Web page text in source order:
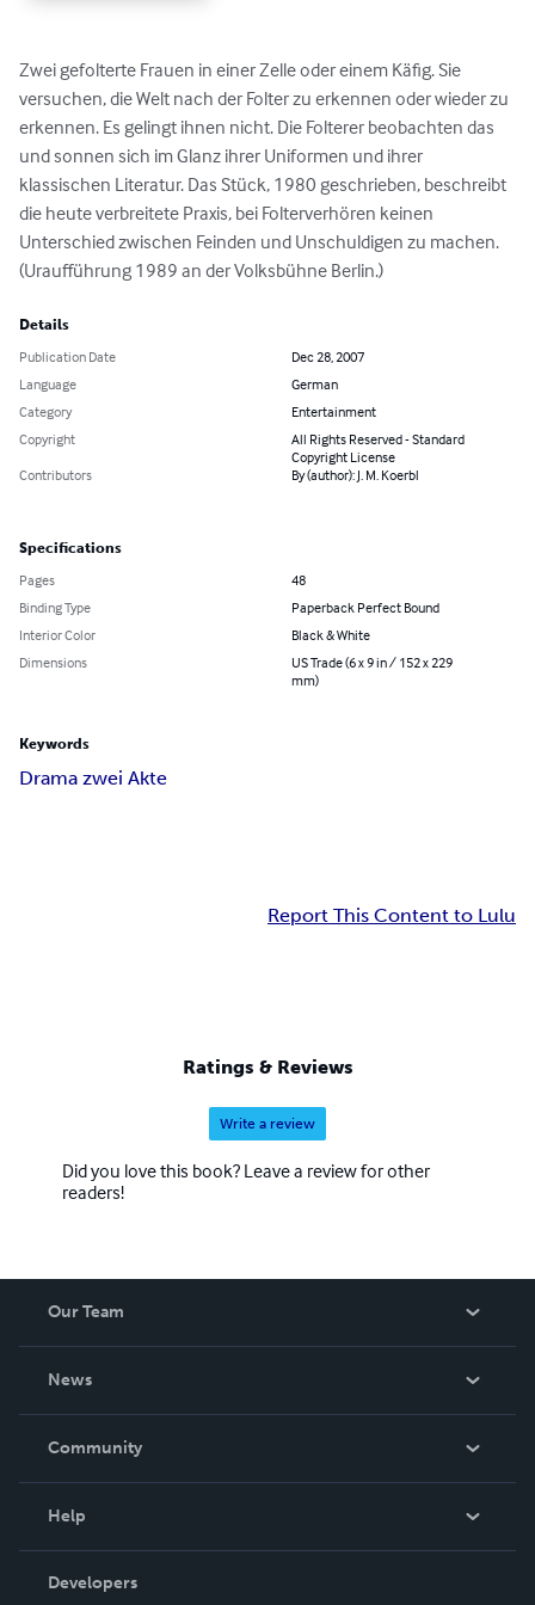
Zwei gefolterte Frauen in einer Zelle oder einem Käfig. Sie
versuchen, die Welt nach der Folter zu erkennen oder wieder zu
erkennen. Es gelingt ihnen nicht. Die Folterer beobachten das
und sonnen sich im Glanz ihrer Uniformen und ihrer
klassischen Literatur. Das Stück, 1980 geschrieben, beschreibt
die heute verbreitete Praxis, bei Folterverhören keinen
Unterschied zwischen Feinden und Unschuldigen zu machen.
(Uraufführung 1989 an der Volksbühne Berlin.)
Details
Publication Date
Dec 28, 2007
Language
German
Category
Entertainment
Copyright
All Rights Reserved - Standard
Copyright License
Contributors
By (author): J. M. Koerbl
Specifications
Pages
48
Binding Type
Paperback Perfect Bound
Interior Color
Black & White
Dimensions
US Trade (6 x 9 in / 152 x 229
mm)
Keywords
Drama zwei Akte
Report This Content to Lulu
Ratings & Reviews
Write a review
Did you love this book? Leave a review for other
readers!
Our Team
News
In The News
Community
Podcast
Help
Order Lookup
Developers